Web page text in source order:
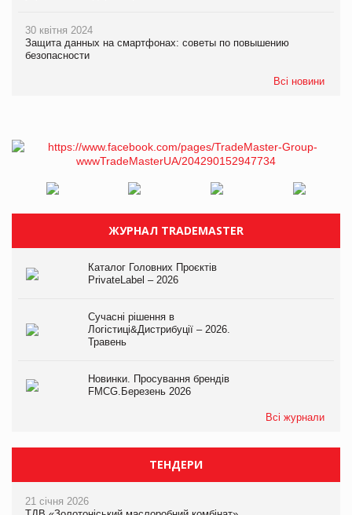
30 квітня 2024
Защита данных на смартфонах: советы по повышению
безопасности
Всі новини
ЖУРНАЛ TRADEMASTER
Каталог Головних Проєктів
PrivateLabel – 2026
Сучасні рішення в
Логістиці&Дистрибуції – 2026.
Травень
Новинки. Просування брендів
FMCG.Березень 2026
Всі журнали
ТЕНДЕРИ
21 січня 2026